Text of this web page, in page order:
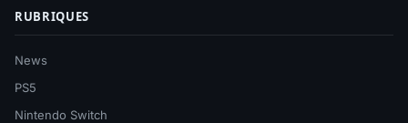
RUBRIQUES
News
PS5
Nintendo Switch